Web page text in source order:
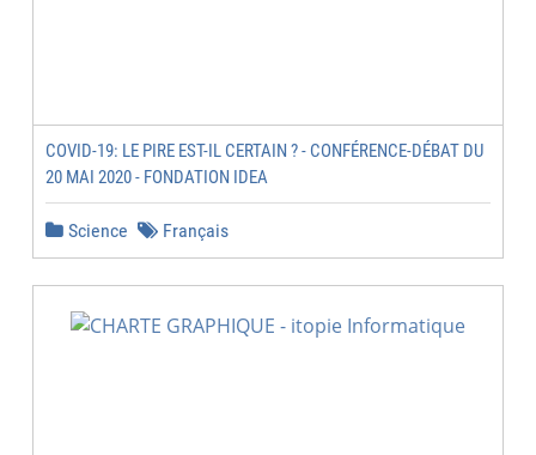
COVID-19: LE PIRE EST-IL CERTAIN ? - CONFÉRENCE-DÉBAT DU
20 MAI 2020 - FONDATION IDEA
Science Français